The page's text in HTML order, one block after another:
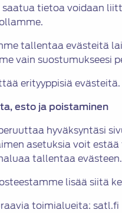
saatua tietoa voidaan
tallentaa evästeitä
vain suostumukseesi
erityyppisiä
esto ja poistaminen
hyväksyntäsi
asetuksia voit
tallentaa evästeen.
lisää siitä
toimialueita: satl.fi